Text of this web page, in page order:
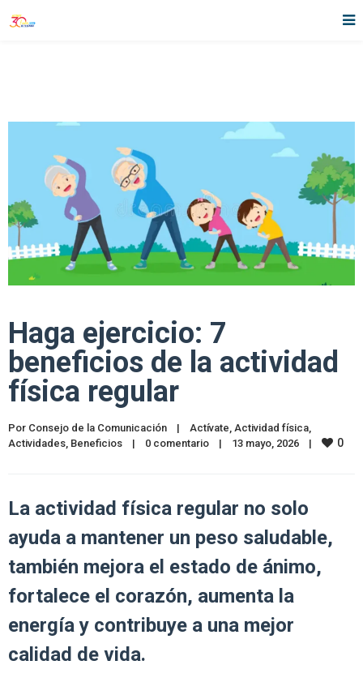
Haga ejercicio: 7
beneficios de la actividad
física regular
Por Consejo de la Comunicación | Actívate Actividad física
Actividades Beneficios | 0 comentario | 13 mayo, 2026 | 0
La actividad física regular no solo
ayuda a mantener un peso saludable,
también mejora el estado de ánimo,
fortalece el corazón, aumenta la
energía y contribuye a una mejor
calidad de vida.